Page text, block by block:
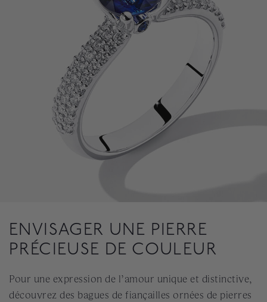
ENVISAGER UNE PIERRE
PRÉCIEUSE DE COULEUR
Pour une expression de l’amour unique et distinctive,
découvrez des bagues de fiançailles ornées de pierres